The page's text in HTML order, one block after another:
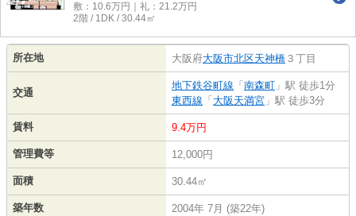
敷：10.6万円｜礼：21.2万円
2階 / 1DK / 30.44㎡
所在地 大阪府大阪市北区天神橋 ３丁目
交通
地下鉄谷町線 「 南森町 」駅 徒歩1分
東西線 「 大阪天満宮 」駅 徒歩3分
賃料 9.4万円
管理費等 12,000円
面積 30.44㎡
築年数 2004年 7月 (築22年)